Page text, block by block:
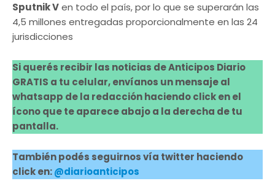
Sputnik Ven todo el país, por lo que se superarán las
4,5 millones entregadas proporcionalmente en las 24
jurisdicciones
Si querés recibir las noticias de Anticipos Diario
GRATIS a tu celular, envíanos un mensaje al
whatsapp de la redacción haciendo click en el
ícono que te aparece abajo a la derecha de tu
pantalla.
También podés seguirnos vía twitter haciendo
click en:@diarioanticipos